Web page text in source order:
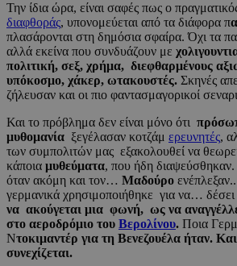
Την ίδια ώρα, είναι σαφές πως ο
διαφθοράς, υπονομεύεται από τα διάφορα π
πλασάρονται στη δημόσια σφαίρα. Όχι τα
αλλά εκείνα που συνδυάζουν με
πολιτική, σεξ, χρήμα, διεφθαρμένους
υπόκοσμο, χάκερ, ωτακουστές. Σκηνές
ζήλευσαν και οι πιο φαντασμαγορικοί
Και το πρόβλημα δεν είναι μόνο ότι
μυθομανία ξεγέλασαν κοτζάμ ερευνητές,
των συμπολιτών μας εξακολουθεί να
κάποια μυθεύματα, που ήδη διαψεύσθηκαν.
όταν ακόμη και τον… Μαδούρο
γερμανικά χρησιμοποιήθηκε για να…
να ακούγεται μια φωνή, ως να
στο αεροδρόμιο του Βερολίνου. Ποια
Ντοκιμαντέρ για τη Βενεζουέλα ήταν.
συνεχίζεται.